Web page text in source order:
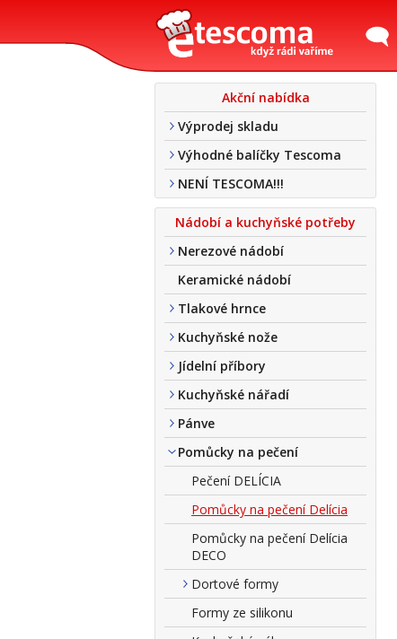
Akční nabídka
Výprodej skladu
Výhodné balíčky Tescoma
NENÍ TESCOMA!!!
Nádobí a kuchyňské potřeby
Nerezové nádobí
Keramické nádobí
Tlakové hrnce
Kuchyňské nože
Jídelní příbory
Kuchyňské nářadí
Pánve
Pomůcky na pečení
Pečení DELÍCIA
Pomůcky na pečení Delícia
Pomůcky na pečení Delícia
DECO
Dortové formy
Formy ze silikonu